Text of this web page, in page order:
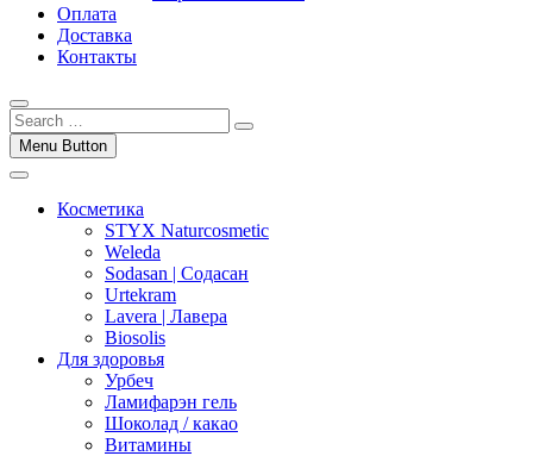
Оплата
Доставка
Контакты
Menu Button
Косметика
STYX Naturcosmetic
Weleda
Sodasan | Содасан
Urtekram
Lavera | Лавера
Biosolis
Для здоровья
Урбеч
Ламифарэн гель
Шоколад / какао
Витамины